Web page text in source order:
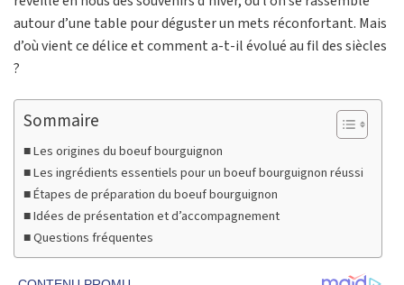
autour d’une table pour déguster un mets réconfortant. Mais
d’où vient ce délice et comment a-t-il évolué au fil des siècles
?
Sommaire
Les origines du boeuf bourguignon
Les ingrédients essentiels pour un boeuf bourguignon réussi
Étapes de préparation du boeuf bourguignon
Idées de présentation et d’accompagnement
Questions fréquentes